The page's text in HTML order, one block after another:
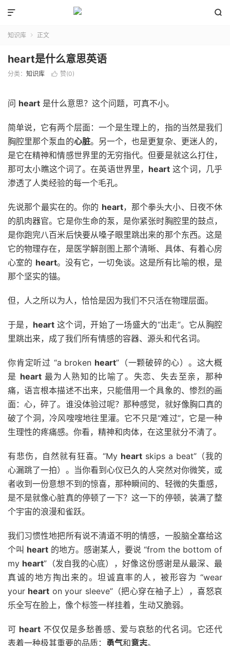


知识库  正文
heart是什么意思英语
分类： 知识库  赞(0)
问 heart 是什么意思？这个问题，可真不小。
简单说，它有两个层面：一个是生理上的，指的当然是我们
胸腔里那个泵血的心脏。另一个，也是更复杂、更迷人的，
是它在精神和情感世界里的无穷指代。但要是就这么打住，
那可太小瞧这个词了。在英语世界里， heart 这个词，几乎
渗透了人类经验的每一个毛孔。
先说那个最实在的。你的 heart，那个拳头大小、日夜不休
的肌肉器官。它是你生命的泵，是你紧张时胸腔里的鼓点，
是你跑完八百米后快要从嗓子眼里跳出来的那个东西。这是
它的物理存在，是医学解剖图上那个清晰、具体、有着心房
心室的 heart。没有它，一切免谈。这是所有比喻的根，是
那个坚实的锚。
但，人之所以为人，恰恰是因为我们不只活在物理层面。
于是， heart这个词，开始了一场盛大的“出走”。它从胸腔
里跳出来，成了我们所有情感的容器、源头和代名词。
你肯定听过 “a broken heart”（一颗破碎的心）。这大概
是 heart最为人熟知的比喻了。失恋、失去至亲，那种
痛，语言根本描述不出来，只能借用一个具象的、惨烈的画
面：心，碎了。谁没体验过呢？那种感觉，就好像胸口真的
破了个洞，冷风嗖嗖地往里灌。它不只是“难过”，它是一种
生理性的疼痛感。你看，精神和肉体，在这里就分不清了。
有悲伤，自然就有狂喜。“My heart skips a beat”（我的
心漏跳了一拍）。当你看到心仪已久的人突然对你微笑，或
者收到一份意想不到的惊喜，那种瞬间的、轻微的失重感，
是不是就像心脏真的停顿了一下？这一下的停顿，装满了整
个宇宙的浪漫和雀跃。
我们习惯性地把所有说不清道不明的情感，一股脑全塞给这
个叫 heart 的地方。感谢某人，要说 “from the bottom of
my heart”（发自我的心底），好像这份感谢是从最深、最
真诚的地方掏出来的。坦诚直率的人，被形容为 “wear
your heart on your sleeve”（把心穿在袖子上），喜怒哀
乐全写在脸上，像个标签一样挂着，生动又脆弱。
可 heart 不仅仅是多愁善感、爱与哀愁的代名词。它还代
表着一种极其重要的品质： 勇气和意志。